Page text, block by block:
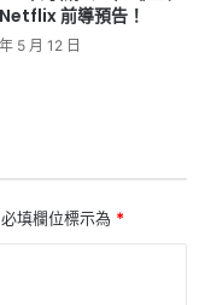
前導預告！
5 月 12 日
必填欄位標示為 *